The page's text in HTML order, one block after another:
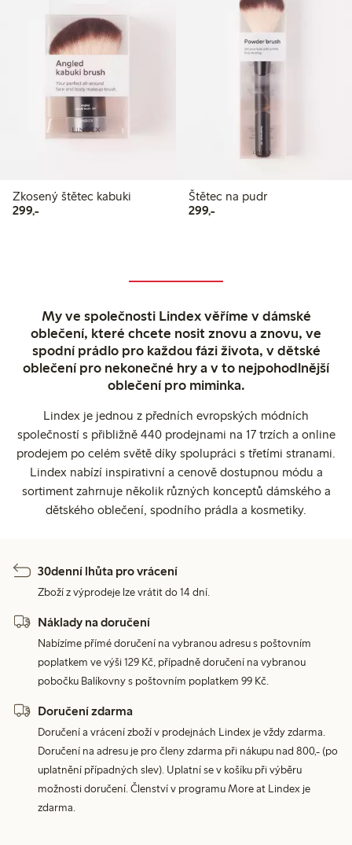
Zkosený štětec kabuki
299,-299,00 Kč
Štětec na pudr
299,-299,00 Kč
My ve společnosti Lindex věříme v dámské
oblečení, které chcete nosit znovu a znovu, ve
spodní prádlo pro každou fázi života, v dětské
oblečení pro nekonečné hry a v to nejpohodlnější
oblečení pro miminka.
Lindex je jednou z předních evropských módních
společností s přibližně 440 prodejnami na 17 trzích a online
prodejem po celém světě díky spolupráci s třetími stranami.
Lindex nabízí inspirativní a cenově dostupnou módu a
sortiment zahrnuje několik různých konceptů dámského a
dětského oblečení, spodního prádla a kosmetiky.
30denní lhůta pro vrácení
Zboží z výprodeje lze vrátit do 14 dní.
Náklady na doručení
Nabízíme přímé doručení na vybranou adresu s poštovním
poplatkem ve výši 129 Kč, případně doručení na vybranou
pobočku Balíkovny s poštovním poplatkem 99 Kč.
Doručení zdarma
Doručení a vrácení zboží v prodejnách Lindex je vždy zdarma.
Doručení na adresu je pro členy zdarma při nákupu nad 800,- (po
uplatnění případných slev). Uplatní se v košíku při výběru
možnosti doručení. Členství v programu More at Lindex je
zdarma.